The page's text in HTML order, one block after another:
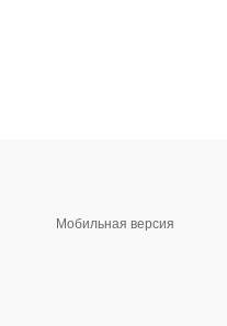
Мобильная версия